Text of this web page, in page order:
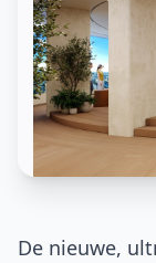
De nieuwe,